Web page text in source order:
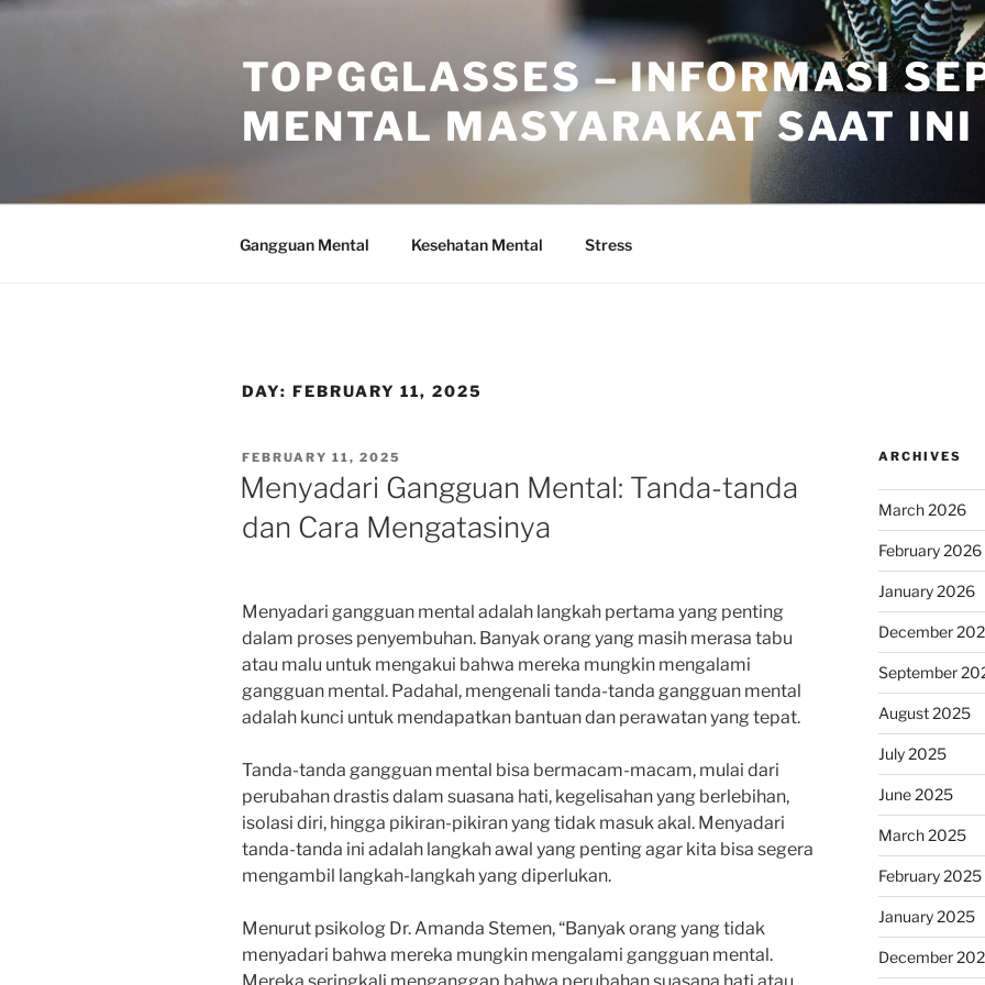
Skip
TOPGGLASSES – INFORMASI
MENTAL MASYARAKAT SAAT INI
Gangguan Mental Kesehatan Mental Stress
DAY: FEBRUARY 11, 2025
POSTED
ON
FEBRUARY 11, 2025
Menyadari Gangguan Mental: Tanda-tanda
dan Cara Mengatasinya
Menyadari gangguan mental adalah langkah pertama yang penting
dalam proses penyembuhan. Banyak orang yang masih merasa tabu
atau malu untuk mengakui bahwa mereka mungkin mengalami
gangguan mental. Padahal, mengenali tanda-tanda gangguan mental
adalah kunci untuk mendapatkan bantuan dan perawatan yang tepat.
Tanda-tanda gangguan mental bisa bermacam-macam, mulai dari
perubahan drastis dalam suasana hati, kegelisahan yang berlebihan,
isolasi diri, hingga pikiran-pikiran yang tidak masuk akal. Menyadari
tanda-tanda ini adalah langkah awal yang penting agar kita bisa segera
mengambil langkah-langkah yang diperlukan.
Menurut psikolog Dr. Amanda Stemen, “Banyak orang yang tidak
menyadari bahwa mereka mungkin mengalami gangguan mental.
ARCHIVES
March 2026
February 2026
January 2026
December
September
August 2025
July 2025
June 2025
March 2025
February 2025
January 2025
December